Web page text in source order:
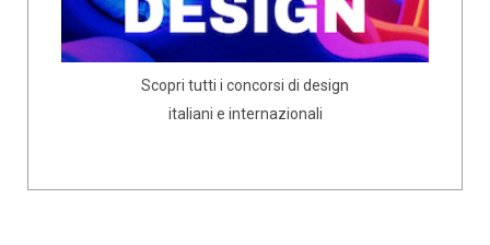
Scopri tutti i concorsi di design
italiani e internazionali